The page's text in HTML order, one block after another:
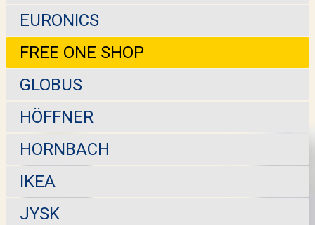
EURONICS
FREE ONE SHOP
GLOBUS
HÖFFNER
HORNBACH
IKEA
JYSK